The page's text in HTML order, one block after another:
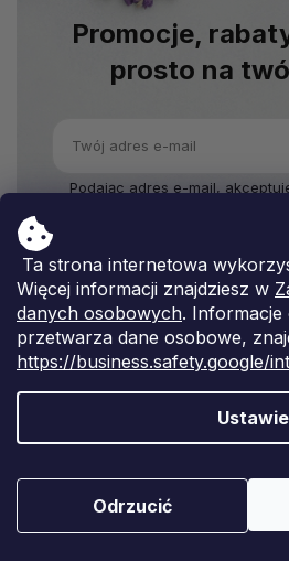
Ta strona internetowa
Więcej informacji znajdziesz w
danych osobowych. Informacje
przetwarza dane osobowe,
https://business.safety.google/
Odrzucić
Promocje,
prosto na
Podając adres e-mail,
Obsługa klienta